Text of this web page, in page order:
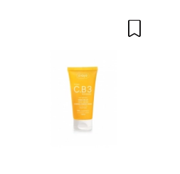
ENVIAR